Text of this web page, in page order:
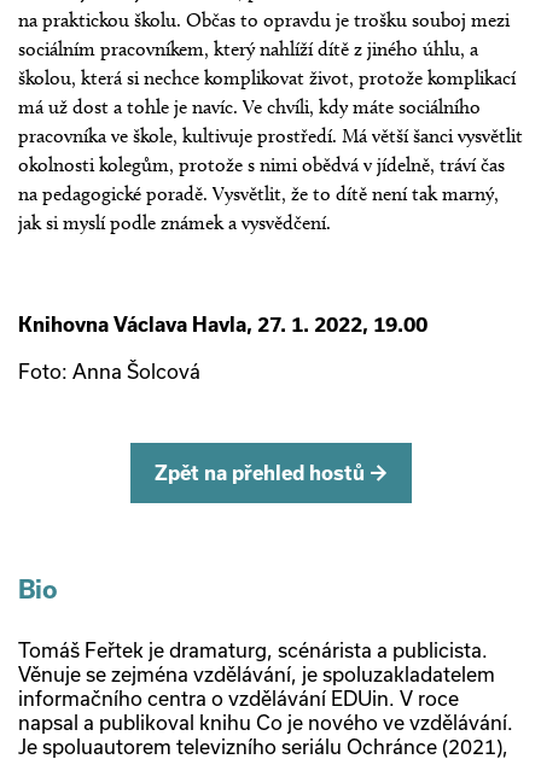
Bio
Tomáš Feřtek je dramaturg, scénárista a publicista.
Věnuje se zejména vzdělávání, je spoluzakladatelem
informačního centra o vzdělávání EDUin. V roce
napsal a publikoval knihu Co je nového ve vzdělávání.
Je spoluautorem televizního seriálu Ochránce (2021),
na praktickou školu. Občas to opravdu je trošku souboj mezi
sociálním pracovníkem, který nahlíží dítě z jiného úhlu, a
školou, která si nechce komplikovat život, protože komplikací
má už dost a tohle je navíc. Ve chvíli, kdy máte sociálního
pracovníka ve škole, kultivuje prostředí. Má větší šanci vysvětlit
okolnosti kolegům, protože s nimi obědvá v jídelně, tráví čas
na pedagogické poradě. Vysvětlit, že to dítě není tak marný,
jak si myslí podle známek a vysvědčení.
Knihovna Václava Havla, 27. 1. 2022, 19.00
Foto: Anna Šolcová
Zpět na přehled hostů →